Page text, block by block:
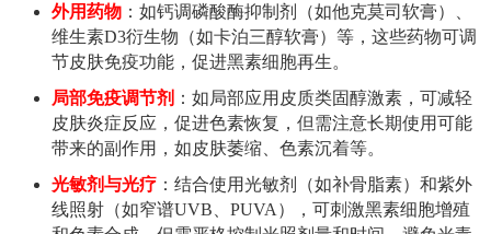
外用药物 ：如钙调磷酸酶抑制剂（如他克莫司软膏）、
维生素D3衍生物（如卡泊三醇软膏）等，这些药物可调
节皮肤免疫功能，促进黑素细胞再生。
局部免疫调节剂 ：如局部应用皮质类固醇激素，可减轻
皮肤炎症反应，促进色素恢复，但需注意长期使用可能
带来的副作用，如皮肤萎缩、色素沉着等。
光敏剂与光疗 ：结合使用光敏剂（如补骨脂素）和紫外
线照射（如窄谱UVB、PUVA），可刺激黑素细胞增殖